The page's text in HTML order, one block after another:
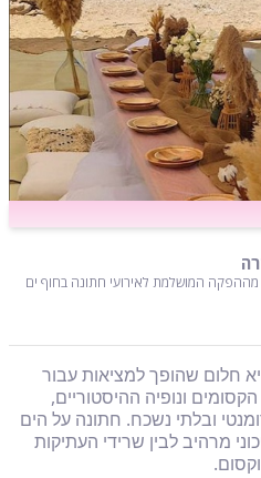
מההפקה המושלמת לאירועי חתונה בחוף ים
חלום שהופך למציאות עבור
ונופיה ההיסטוריים,
ובלתי נשכח. חתונה על הים
מרהיב לבין שרידי העתיקות